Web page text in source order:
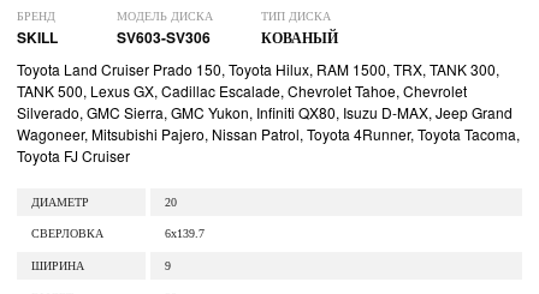
БРЕНД
SKILL
МОДЕЛЬ ДИСКА
SV603-SV306
ТИП ДИСКА
КОВАНЫЙ
Toyota Land Cruiser Prado 150, Toyota Hilux, RAM 1500, TRX, TANK 300,
TANK 500, Lexus GX, Cadillac Escalade, Chevrolet Tahoe, Chevrolet
Silverado, GMC Sierra, GMC Yukon, Infiniti QX80, Isuzu D-MAX, Jeep Grand
Wagoneer, Mitsubishi Pajero, Nissan Patrol, Toyota 4Runner, Toyota Tacoma,
Toyota FJ Cruiser
ДИАМЕТР 20
СВЕРЛОВКА 6x139.7
ШИРИНА 9